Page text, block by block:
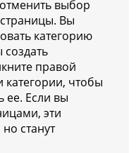
выбор
Вы
категорию
создать
правой
чтобы
ее. Если вы
эти
станут